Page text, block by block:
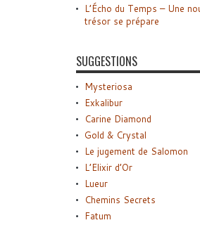
L’Écho du Temps – Une
trésor se prépare
SUGGESTIONS
Mysteriosa
Exkalibur
Carine Diamond
Gold & Crystal
Le jugement de Salomon
L’Elixir d’Or
Lueur
Chemins Secrets
Fatum